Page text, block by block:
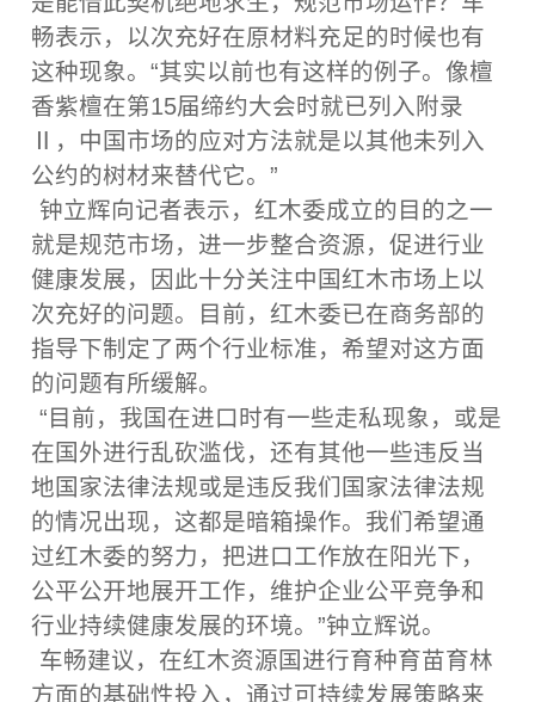
畅表示，以次充好在原材料充足的时候也有
这种现象。“其实以前也有这样的例子。像檀
香紫檀在第15届缔约大会时就已列入附录
Ⅱ，中国市场的应对方法就是以其他未列入
公约的树材来替代它。”
钟立辉向记者表示，红木委成立的目的之一
就是规范市场，进一步整合资源，促进行业
健康发展，因此十分关注中国红木市场上以
次充好的问题。目前，红木委已在商务部的
指导下制定了两个行业标准，希望对这方面
的问题有所缓解。
“目前，我国在进口时有一些走私现象，或是
在国外进行乱砍滥伐，还有其他一些违反当
地国家法律法规或是违反我们国家法律法规
的情况出现，这都是暗箱操作。我们希望通
过红木委的努力，把进口工作放在阳光下，
公平公开地展开工作，维护企业公平竞争和
行业持续健康发展的环境。”钟立辉说。
车畅建议，在红木资源国进行育种育苗育林
方面的基础性投入，通过可持续发展策略来